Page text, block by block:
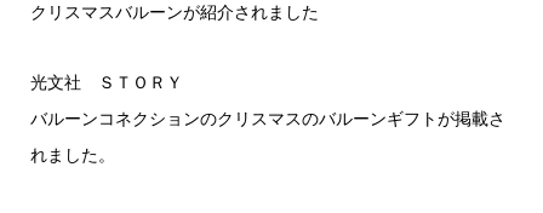
クリスマスバルーンが紹介されました
光文社 ＳＴＯＲＹ
バルーンコネクションのクリスマスのバルーンギフトが掲載さ
れました。